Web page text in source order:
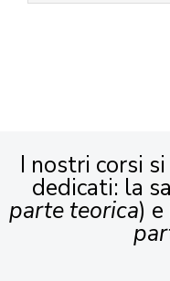
I nostri corsi
dedicati: la
parte teorica)